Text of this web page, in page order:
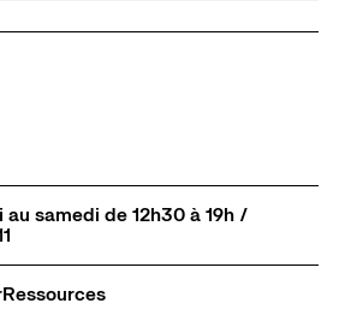
samedi de 12h30 à 19h /
Ressources